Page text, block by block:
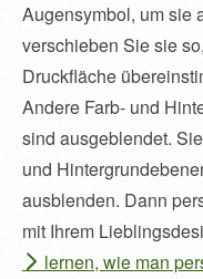
Augensymbol, um sie
verschieben Sie sie
Druckfläche
Andere Farb- und
sind ausgeblendet.
und
ausblenden. Dann
mit Ihrem
lernen, wie man